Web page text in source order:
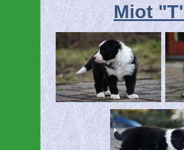
Miot